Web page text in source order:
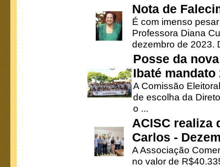
Nota de
É com imenso
Professora Diana
dezembro de 2023.
Posse da
Ibaté mandato
A Comissão
de escolha da
o ...
ACISC realiza
Carlos -
A Associação
no valor de